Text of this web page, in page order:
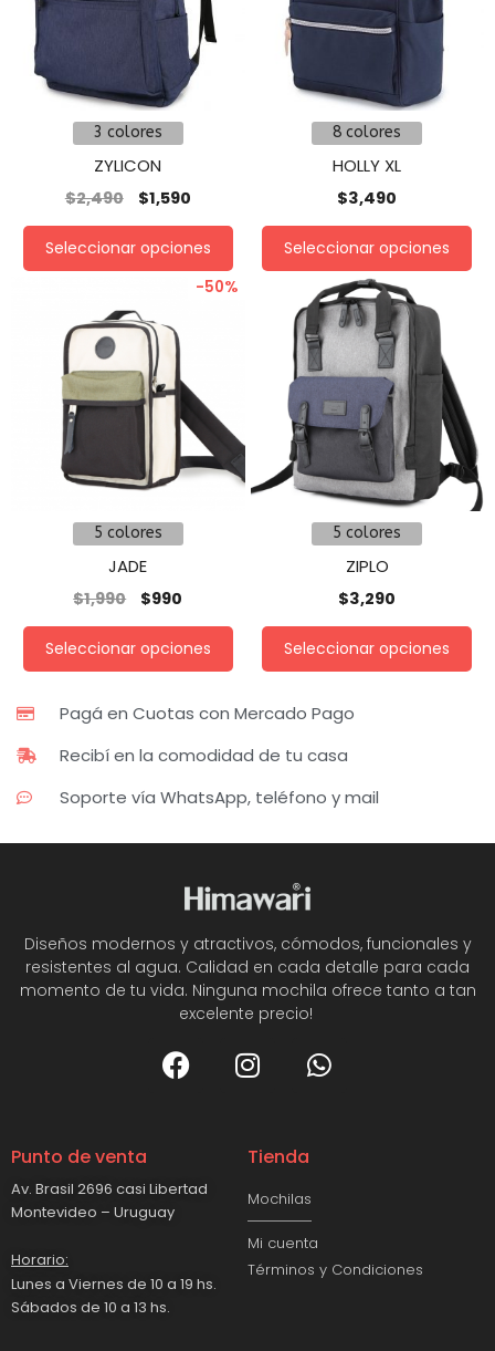
3 colores
ZYLICON
$2,490 $1,590
Seleccionar opciones
8 colores
HOLLY XL
$3,490
Seleccionar opciones
-50%
5 colores
JADE
$1,990 $990
Seleccionar opciones
5 colores
ZIPLO
$3,290
Seleccionar opciones
Pagá en Cuotas con Mercado Pago
Recibí en la comodidad de tu casa
Soporte vía WhatsApp, teléfono y mail
Diseños modernos y atractivos, cómodos, funcionales y
resistentes al agua. Calidad en cada detalle para cada
momento de tu vida. Ninguna mochila ofrece tanto a tan
excelente precio!
Punto de venta
Av. Brasil 2696 casi Libertad
Montevideo – Uruguay
Horario:
Lunes a Viernes de 10 a 19 hs.
Sábados de 10 a 13 hs.
Tienda
Mochilas
Mi cuenta
Términos y Condiciones